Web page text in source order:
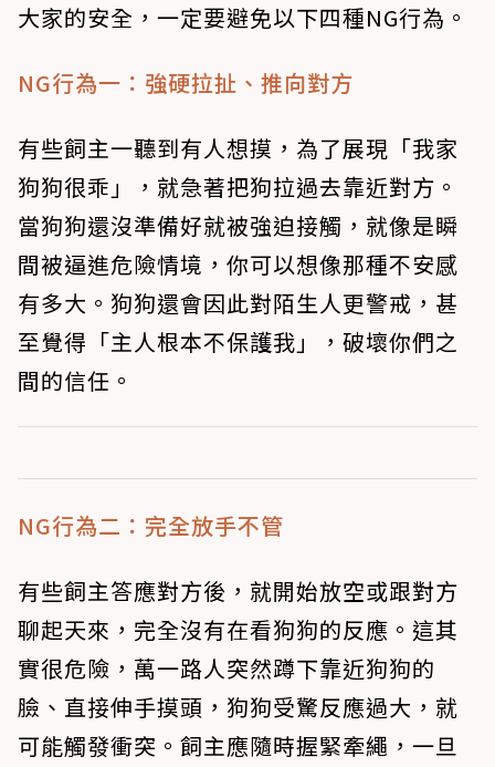
大家的安全，一定要避免以下四種NG行為。
NG行為一：強硬拉扯、推向對方
有些飼主一聽到有人想摸，為了展現「我家
狗狗很乖」，就急著把狗拉過去靠近對方。
當狗狗還沒準備好就被強迫接觸，就像是瞬
間被逼進危險情境，你可以想像那種不安感
有多大。狗狗還會因此對陌生人更警戒，甚
至覺得「主人根本不保護我」，破壞你們之
間的信任。
NG行為二：完全放手不管
有些飼主答應對方後，就開始放空或跟對方
聊起天來，完全沒有在看狗狗的反應。這其
實很危險，萬一路人突然蹲下靠近狗狗的
臉、直接伸手摸頭，狗狗受驚反應過大，就
可能觸發衝突。飼主應隨時握緊牽繩，一旦